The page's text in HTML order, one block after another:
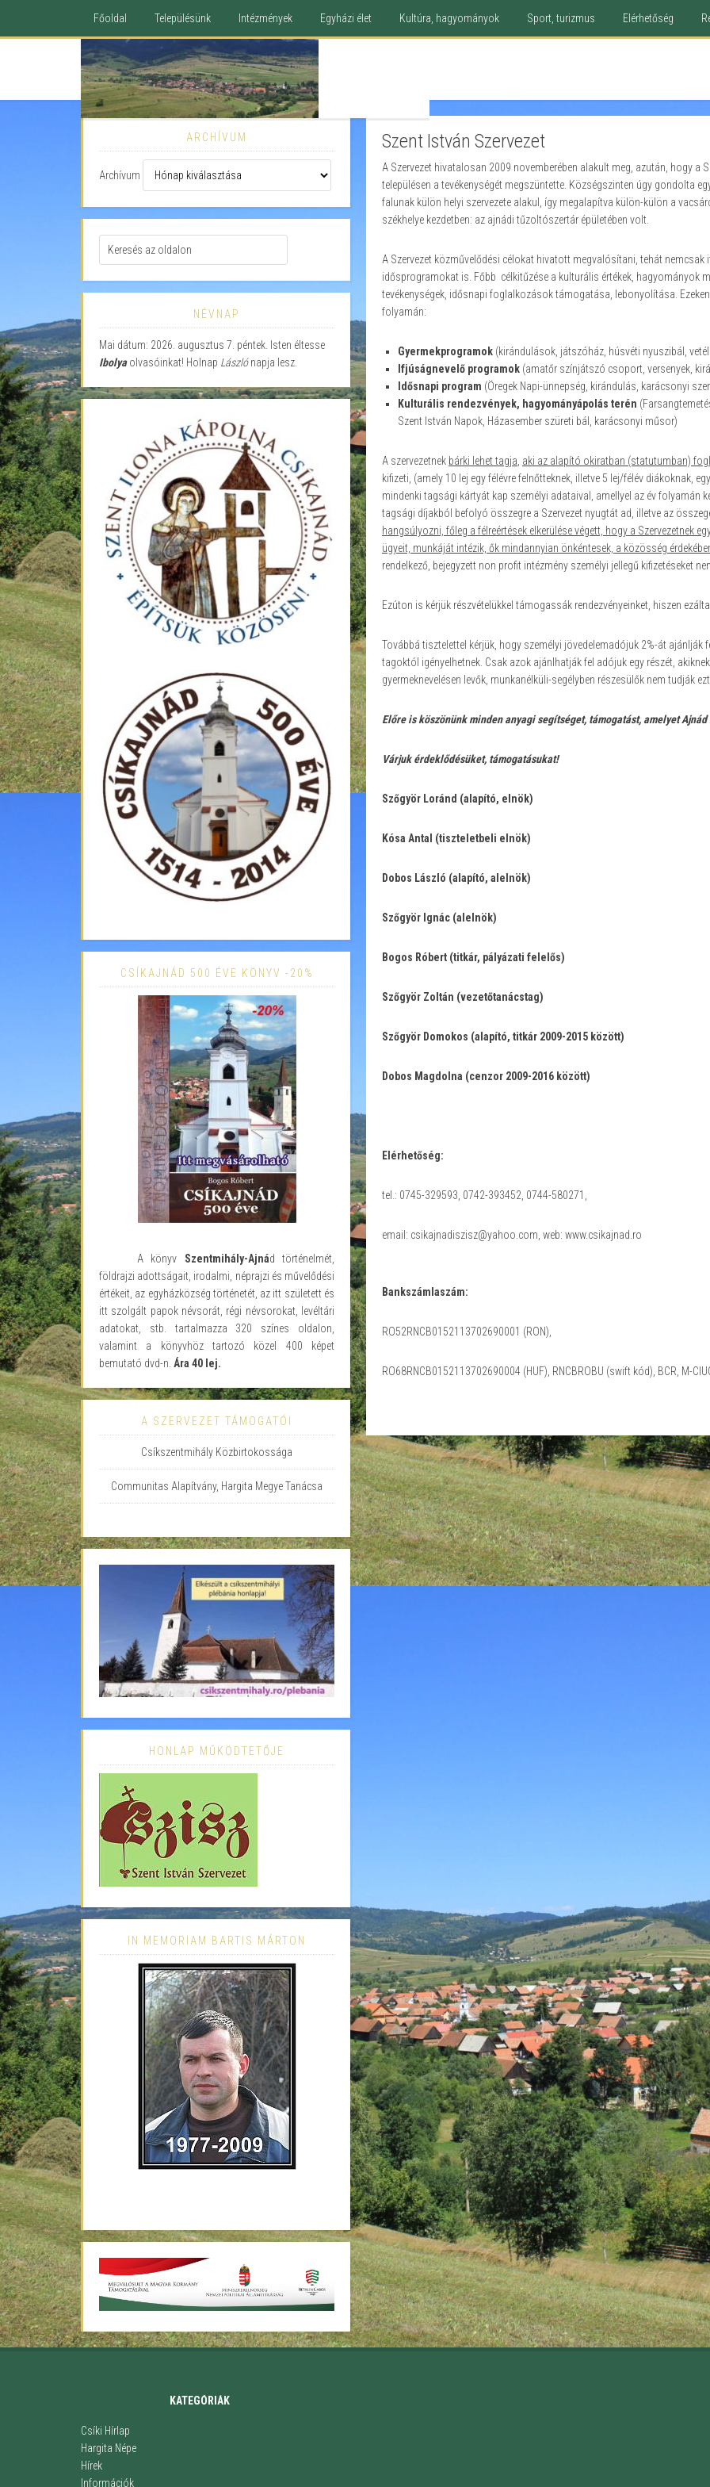
Főoldal Településünk Intézmények Egyházi élet Kultúra, hagyományok Sport, turizmus Elérhetőség
Szent István Szervezet
A Szervezet hivatalosan 2009 novemberében alakult meg, azután, hogy a
településen a tevékenységét megszüntette. Községszinten úgy gondolta
falunak külön helyi szervezete alakul, így megalapítva külön-külön a
székhelye kezdetben: az ajnádi tűzoltószertár épületében volt.
A Szervezet közművelődési célokat hivatott megvalósítani, tehát
idősprogramokat is. Főbb célkitűzése a kulturális értékek, hagyományok
tevékenységek, idősnapi foglalkozások támogatása, lebonyolítása.
folyamán:
Gyermekprogramok (kirándulások, játszóház, húsvéti nyuszibál,
Ifjúságnevelő programok (amatőr színjátszó csoport, versenyek,
Idősnapi program (Öregek Napi-ünnepség, kirándulás, karácsonyi
Kulturális rendezvények, hagyományápolás terén
Szent István Napok, Házasember szüreti bál, karácsonyi műsor)
A szervezetnek bárki lehet tagja aki az alapító okiratban (statutumban)
kifizeti, (amely 10 lej egy félévre felnőtteknek, illetve 5 lej/félév diákoknak,
mindenki tagsági kártyát kap személyi adataival, amellyel az év folyamán
tagsági díjakból befolyó összegre a Szervezet nyugtát ad, illetve az
hangsúlyozni, főleg a félreértések elkerülése végett, hogy a Szervezetnek
ügyeit, munkáját intézik, ők mindannyian önkéntesek, a közösség
rendelkező, bejegyzett non profit intézmény személyi jellegű kifizetéseket
Ezúton is kérjük részvételükkel támogassák rendezvényeinket, hiszen
Továbbá tisztelettel kérjük, hogy személyi jövedelemadójuk 2%-át ajánlják
tagoktól igényelhetnek. Csak azok ajánlhatják fel adójuk egy részét,
gyermeknevelésen levők, munkanélküli-segélyben részesülők nem tudják
Előre is köszönünk minden anyagi segítséget, támogatást, amelyet
Várjuk érdeklődésüket, támogatásukat!
Szőgyör Loránd (alapító, elnök)
Kósa Antal (tiszteletbeli elnök)
Dobos László (alapító, alelnök)
Szőgyör Ignác (alelnök)
Bogos Róbert (titkár, pályázati felelős)
Szőgyör Zoltán (vezetőtanácstag)
Szőgyör Domokos (alapító, titkár 2009-2015 között)
Dobos Magdolna (cenzor 2009-2016 között)
Elérhetőség:
tel.: 0745-329593, 0742-393452, 0744-580271,
email: csikajnadiszisz@yahoo.com, web: www.csikajnad.ro
Bankszámlaszám:
RO52RNCB0152113702690001 (RON),
RO68RNCB0152113702690004 (HUF), RNCBROBU (swift kód), BCR, M-
ARCHÍVUM
Archívum
NÉVNAP
Mai dátum: 2026. augusztus 7. péntek. Isten éltesse
Ibolyaolvasóinkat! Holnap Lászlónapja lesz.
CSÍKAJNÁD 500 ÉVE KÖNYV -20%
A könyv Szentmihály-Ajnád történelmét,
földrajzi adottságait, irodalmi, néprajzi és művelődési
értékeit, az egyházközség történetét, az itt született és
itt szolgált papok névsorát, régi névsorokat, levéltári
adatokat, stb. tartalmazza 320 színes oldalon,
valamint a könyvhöz tartozó közel 400 képet
bemutató dvd-n. Ára 40 lej.
A SZERVEZET TÁMOGATÓI
Csíkszentmihály Közbirtokossága
Communitas Alapítvány, Hargita Megye Tanácsa
HONLAP MŰKÖDTETŐJE
IN MEMORIAM BARTIS MÁRTON
KATEGÓRIÁK
Csíki Hírlap
Hargita Népe
Hírek
Információk